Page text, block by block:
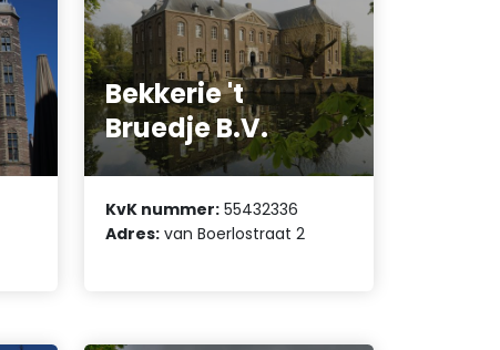
Bekkerie 't
Bruedje B.V.
KvK nummer: 55432336
Adres: van Boerlostraat 2